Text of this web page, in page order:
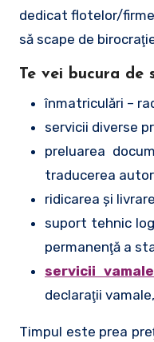
dedicat flotelor/
să scape de
Te vei bucura de
înmatriculări –
servicii diverse
preluarea
traducerea
ridicarea şi
suport tehnic
permanenţă a
servicii vamale
declaraţii
Timpul este prea